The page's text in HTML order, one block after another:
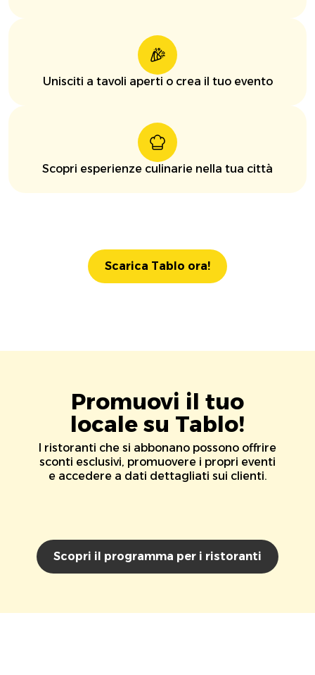
Unisciti a tavoli aperti o crea il tuo evento
Scopri esperienze culinarie nella tua città
Scarica Tablo ora!
Promuovi il tuo
locale su Tablo!
I ristoranti che si abbonano possono offrire
sconti esclusivi, promuovere i propri eventi
e accedere a dati dettagliati sui clienti.
Scopri il programma per i ristoranti